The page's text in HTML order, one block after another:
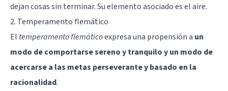
dejan cosas sin terminar. Su elemento asociado es el aire.
2. Temperamento flemático
El temperamento flemáticoexpresa una propensión a un
modo de comportarse sereno y tranquilo y un modo de
acercarse a las metas perseverante y basado en la
racionalidad.